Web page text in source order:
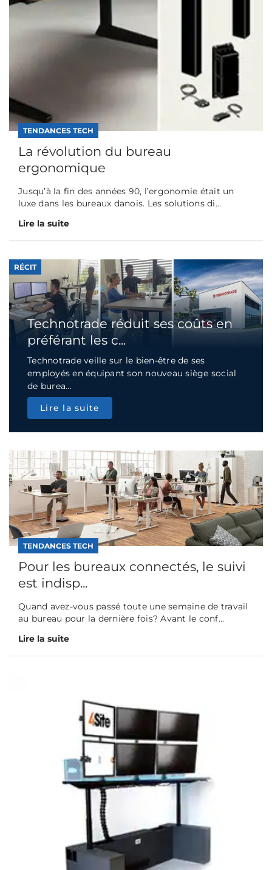
TENDANCES TECH
La révolution du bureau
ergonomique
Jusqu’à la fin des années 90, l’ergonomie était un
luxe dans les bureaux danois. Les solutions di...
Lire la suite
RÉCIT
Technotrade réduit ses coûts en
préférant les c...
Technotrade veille sur le bien-être de ses
employés en équipant son nouveau siège social
de burea...
Lire la suite
TENDANCES TECH
Pour les bureaux connectés, le suivi
est indisp...
Quand avez-vous passé toute une semaine de travail
au bureau pour la dernière fois? Avant le conf...
Lire la suite